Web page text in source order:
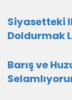
Siyasetteki
Doldurmak
Barış ve